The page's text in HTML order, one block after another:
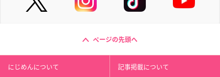
ページの先頭へ
にじめんについて 記事掲載について